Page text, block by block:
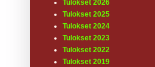
Tulokset 2026
Tulokset 2025
Tulokset 2024
Tulokset 2023
Tulokset 2022
Tulokset 2019